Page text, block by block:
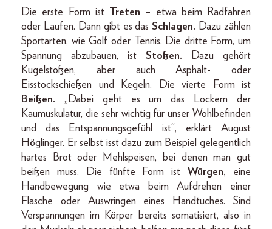
Die erste Form ist Treten – etwa beim Radfahren
oder Laufen. Dann gibt es dasSchlagen. Dazu zählen
Sportarten, wie Golf oder Tennis. Die dritte Form, um
Spannung abzubauen, ist Stoßen. Dazu gehört
Kugelstoßen, aber auch Asphalt- oder
Eisstockschießen und Kegeln. Die vierte Form ist
Beißen. „Dabei geht es um das Lockern der
Kaumuskulatur, die sehr wichtig für unser Wohlbefinden
und das Entspannungsgefühl ist“, erklärt August
Höglinger. Er selbst isst dazu zum Beispiel gelegentlich
hartes Brot oder Mehlspeisen, bei denen man gut
beißen muss. Die fünfte Form istWürgen, eine
Handbewegung wie etwa beim Aufdrehen einer
Flasche oder Auswringen eines Handtuches. Sind
Verspannungen im Körper bereits somatisiert, also in